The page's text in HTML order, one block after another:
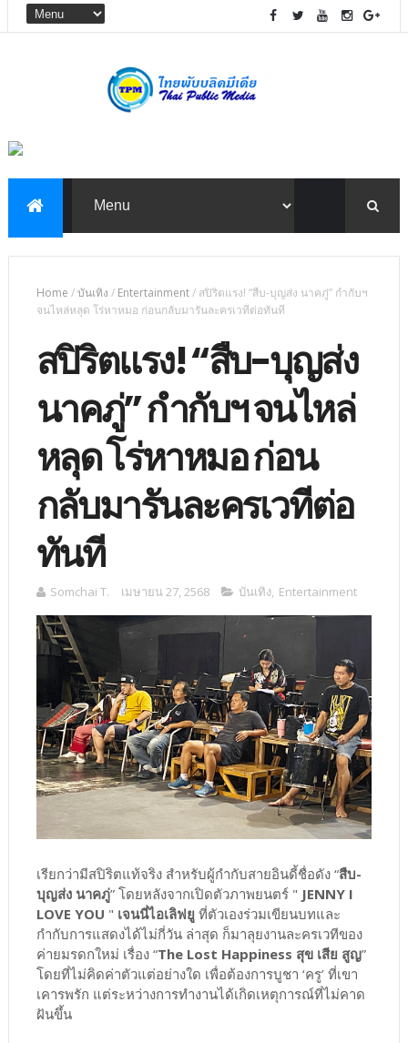
Home /บันเทิง / Entertainment/ สปิริตแรง! “สืบ-บุญส่ง นาคภู่” กำกับฯ
จนไหล่หลุด โร่หาหมอ ก่อนกลับมารันละครเวทีต่อทันที
สปิริตแรง! “สืบ-บุญส่ง
นาคภู่” กำกับฯ จนไหล่
หลุด โร่หาหมอ ก่อน
กลับมารันละครเวทีต่อ
ทันที
Somchai T. เมษายน 27, 2568 บันเทิง, Entertainment
เรียกว่ามีสปิริตแท้จริง สำหรับผู้กำกับสายอินดี้ชื่อดัง “สืบ-
บุญส่ง นาคภู่” โดยหลังจากเปิดตัวภาพยนตร์ " JENNY I
LOVE YOU " เจนนี่ไอเลิฟยู ที่ตัวเองร่วมเขียนบทและ
กำกับการแสดงได้ไม่กี่วัน ล่าสุด ก็มาลุยงานละครเวทีของ
ค่ายมรดกใหม่ เรื่อง “The Lost Happiness สุข เสีย สูญ”
โดยที่ไม่คิดค่าตัวแต่อย่างใด เพื่อต้องการบูชา ‘ครู’ ที่เขา
เคารพรัก แต่ระหว่างการทำงานได้เกิดเหตุการณ์ที่ไม่คาด
ฝันขึ้น